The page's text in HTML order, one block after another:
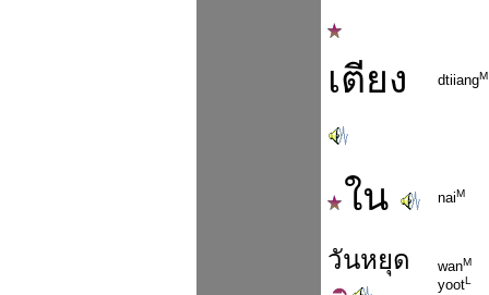
เตียง dtiiangM
ใน naiM
วันหยุด wanM
yootL